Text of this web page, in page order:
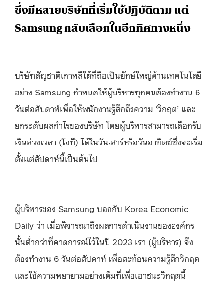
ซึ่งมีหลายบริษัทที่เริ่มใช้ปฏิบัติตาม แต่
Samsung กลับเลือกในอีกทิศทางหนึ่ง
บริษัทสัญชาติเกาหลีใต้ที่ถือเป็นยักษ์ใหญ่ด้านเทคโนโลยี
อย่าง Samsung กำหนดให้ผู้บริหารทุกคนต้องทำงาน 6
วันต่อสัปดาห์เพื่อให้พนักงานรู้สึกถึงความ ‘วิกฤต’ และ
ยกระดับผลกำไรของบริษัท โดยผู้บริหารสามารถเลือกรับ
เงินล่วงเวลา (โอที) ได้ในวันเสาร์หรือวันอาทิตย์ซึ่งจะเริ่ม
ตั้งแต่สัปดาห์นี้เป็นต้นไป
ผู้บริหารของ Samsung บอกกับ Korea Economic
Daily ว่า เมื่อพิจารณาถึงผลการดำเนินงานขององค์กร
นั้นต่ำกว่าที่คาดการณ์ไว้ในปี 2023 เรา (ผู้บริหาร) จึง
ต้องทำงาน 6 วันต่อสัปดาห์ เพื่อสะท้อนความรู้สึกวิกฤต
และใช้ความพยายามอย่างเต็มที่เพื่อเอาชนะวิกฤตนี้